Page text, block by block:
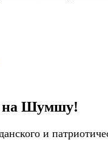
на Шумшу!
и